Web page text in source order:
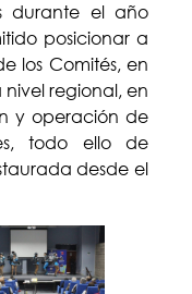
durante el año
posicionar a
los Comités, en
regional, en
y operación de
todo ello de
desde el